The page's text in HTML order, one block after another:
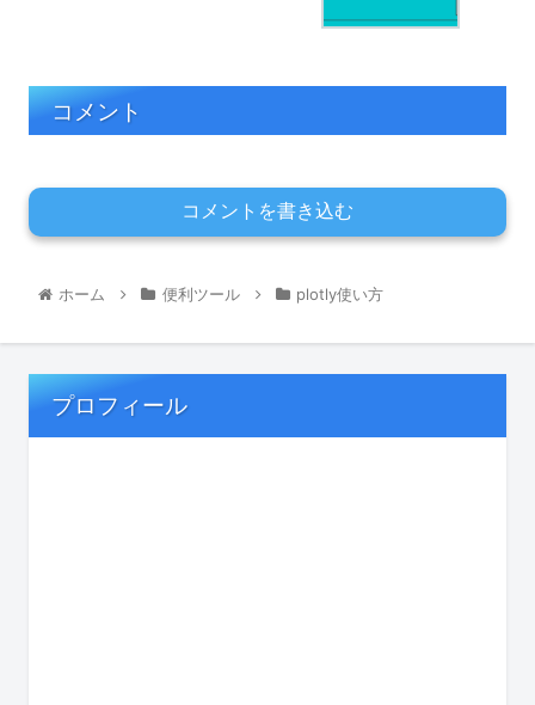
コメント
コメントを書き込む
ホーム 便利ツール plotly使い方
プロフィール